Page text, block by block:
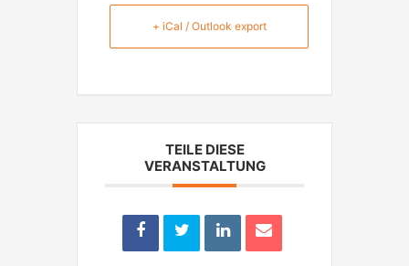
+ iCal / Outlook export
TEILE DIESE
VERANSTALTUNG